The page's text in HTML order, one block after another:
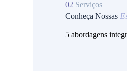
02 Serviços
Conheça Nossas
5 abordagens